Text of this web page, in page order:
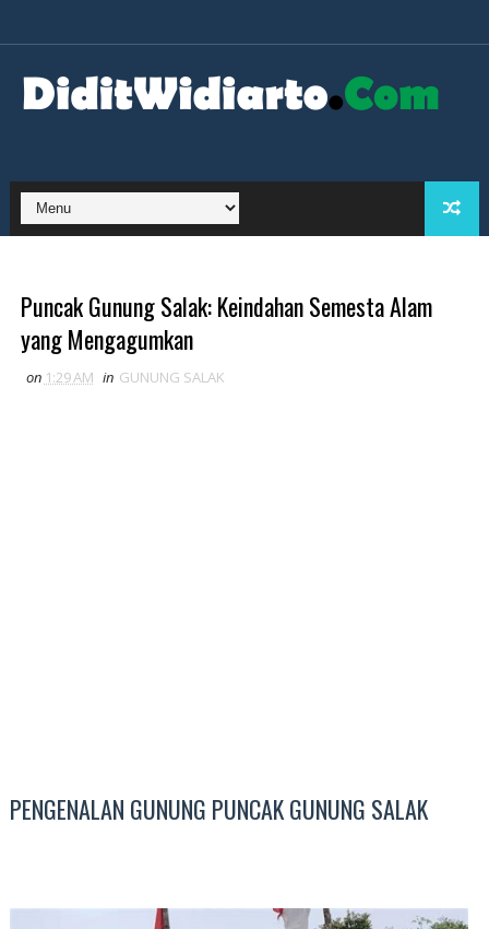
Puncak Gunung Salak: Keindahan Semesta Alam
yang Mengagumkan
on 1:29 AM in GUNUNG SALAK
PENGENALAN GUNUNG PUNCAK GUNUNG SALAK